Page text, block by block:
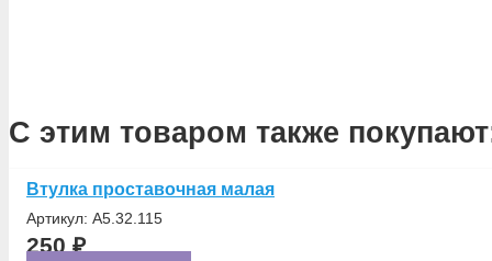
С этим товаром также
Втулка проставочная малая
Артикул: А5.32.115
250₽